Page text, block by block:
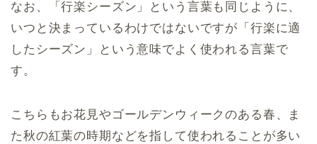
なお、「行楽シーズン」という言葉も同じように、
いつと決まっているわけではないですが「行楽に適
したシーズン」という意味でよく使われる言葉で
す。
こちらもお花見やゴールデンウィークのある春、ま
た秋の紅葉の時期などを指して使われることが多い